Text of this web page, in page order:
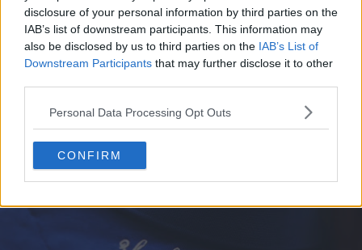
disclosure of your personal information by third parties on the
IAB’s list of downstream participants. This information may
also be disclosed by us to third parties on the IAB’s List of
Downstream Participants that may further disclose it to other
Personal Data Processing Opt Outs
CONFIRM